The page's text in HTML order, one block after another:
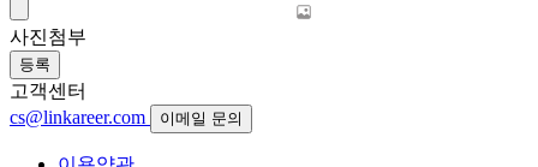
사진첨부
등록
고객센터
cs@linkareer.com
이메일 문의